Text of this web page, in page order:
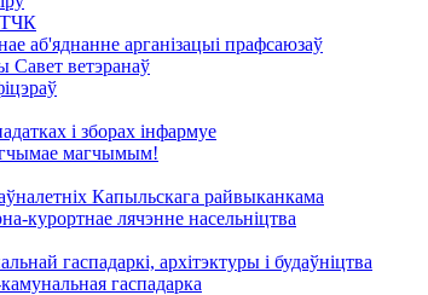
аб'яднанне арганізацыі прафсаюзаў
Савет ветэранаў
і зборах інфармуе
магчымым!
Капыльскага райвыканкама
курортнае лячэнне насельніцтва
гаспадаркі, архітэктуры і будаўніцтва
гаспадарка